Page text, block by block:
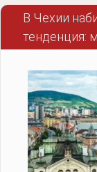
В Чехии
тенденция: